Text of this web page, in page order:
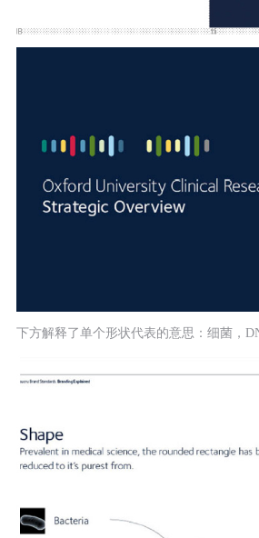
下方解释了单个形状代表的意思：细菌，